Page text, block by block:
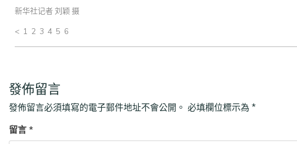
新华社记者 刘颖 摄
< 1 2 3 4 5 6
發佈留言
發佈留言必須填寫的電子郵件地址不會公開。 必填欄位標示為 *
留言 *